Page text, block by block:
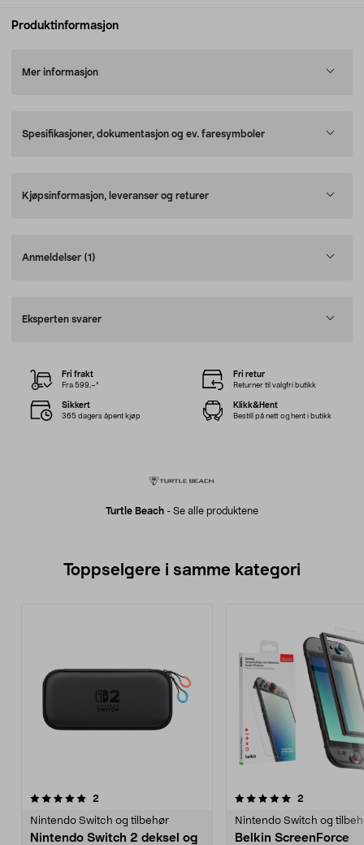
Produktinformasjon
Mer informasjon
Spesifikasjoner, dokumentasjon og ev. faresymboler
Kjøpsinformasjon, leveranser og returer
Anmeldelser (1)
Eksperten svarer
Turtle Beach - Se alle produktene
Fri frakt
Fra 599,–*
Fri retur
Returner til valgfri butikk
Sikkert
365 dagers åpent kjøp
Klikk&Hent
Bestill på nett og hent i butikk
Toppselgere i samme kategori
2
Nintendo Switch og tilbehør
Nintendo Switch 2 deksel og
5.0 av 5 stjerner 2
Nintendo Switch og
Belkin ScreenForce
5.0 av 5 stjerner